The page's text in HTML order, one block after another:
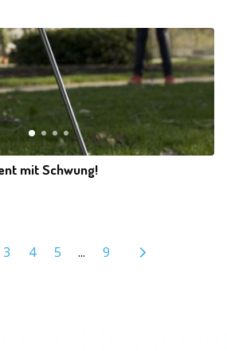
mit Schwung!
3 4 5 ... 9